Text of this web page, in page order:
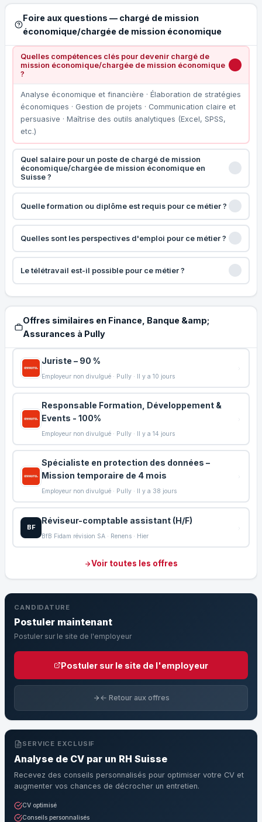
Foire aux questions — chargé de mission
économique/chargée de mission économique
Quelles compétences clés pour devenir chargé de
mission économique/chargée de mission économique
?
Analyse économique et financière · Élaboration de stratégies
économiques · Gestion de projets · Communication claire et
persuasive · Maîtrise des outils analytiques (Excel, SPSS,
etc.)
Quel salaire pour un poste de chargé de mission
économique/chargée de mission économique en
Suisse ?
Quelle formation ou diplôme est requis pour ce métier ?
Quelles sont les perspectives d'emploi pour ce métier ?
Le télétravail est-il possible pour ce métier ?
Offres similaires en Finance, Banque &amp;
Assurances à Pully
Juriste – 90 %
Employeur non divulgué · Pully · Il y a 10 jours
Responsable Formation, Développement &
Events - 100%
Employeur non divulgué · Pully · Il y a 14 jours
Spécialiste en protection des données –
Mission temporaire de 4 mois
Employeur non divulgué · Pully · Il y a 38 jours
BF
Réviseur-comptable assistant (H/F)
BfB Fidam révision SA · Renens · Hier
Voir toutes les offres
CANDIDATURE
Postuler maintenant
Postuler sur le site de l'employeur
Postuler sur le site de l'employeur
← Retour aux offres
SERVICE EXCLUSIF
Analyse de CV par un RH Suisse
Recevez des conseils personnalisés pour optimiser votre CV et
augmenter vos chances de décrocher un entretien.
CV optimisé
Conseils personnalisés